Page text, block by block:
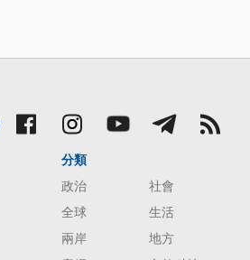
分類
政治
社會
全球
生活
兩岸
地方